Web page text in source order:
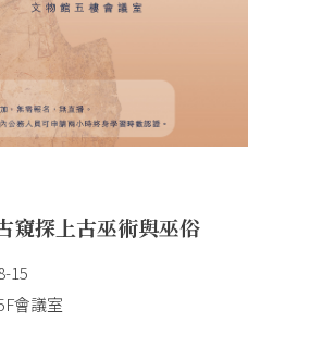
窺探上古巫術與巫俗
15
會議室